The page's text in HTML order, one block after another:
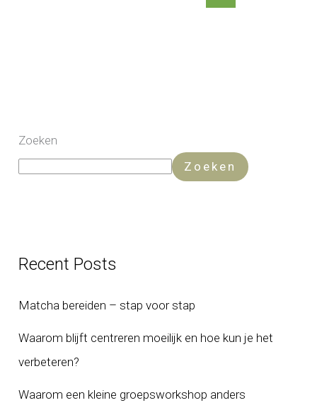
Zoeken
Zoeken
Recent Posts
Matcha bereiden – stap voor stap
Waarom blijft centreren moeilijk en hoe kun je het
verbeteren?
Waarom een kleine groepsworkshop anders